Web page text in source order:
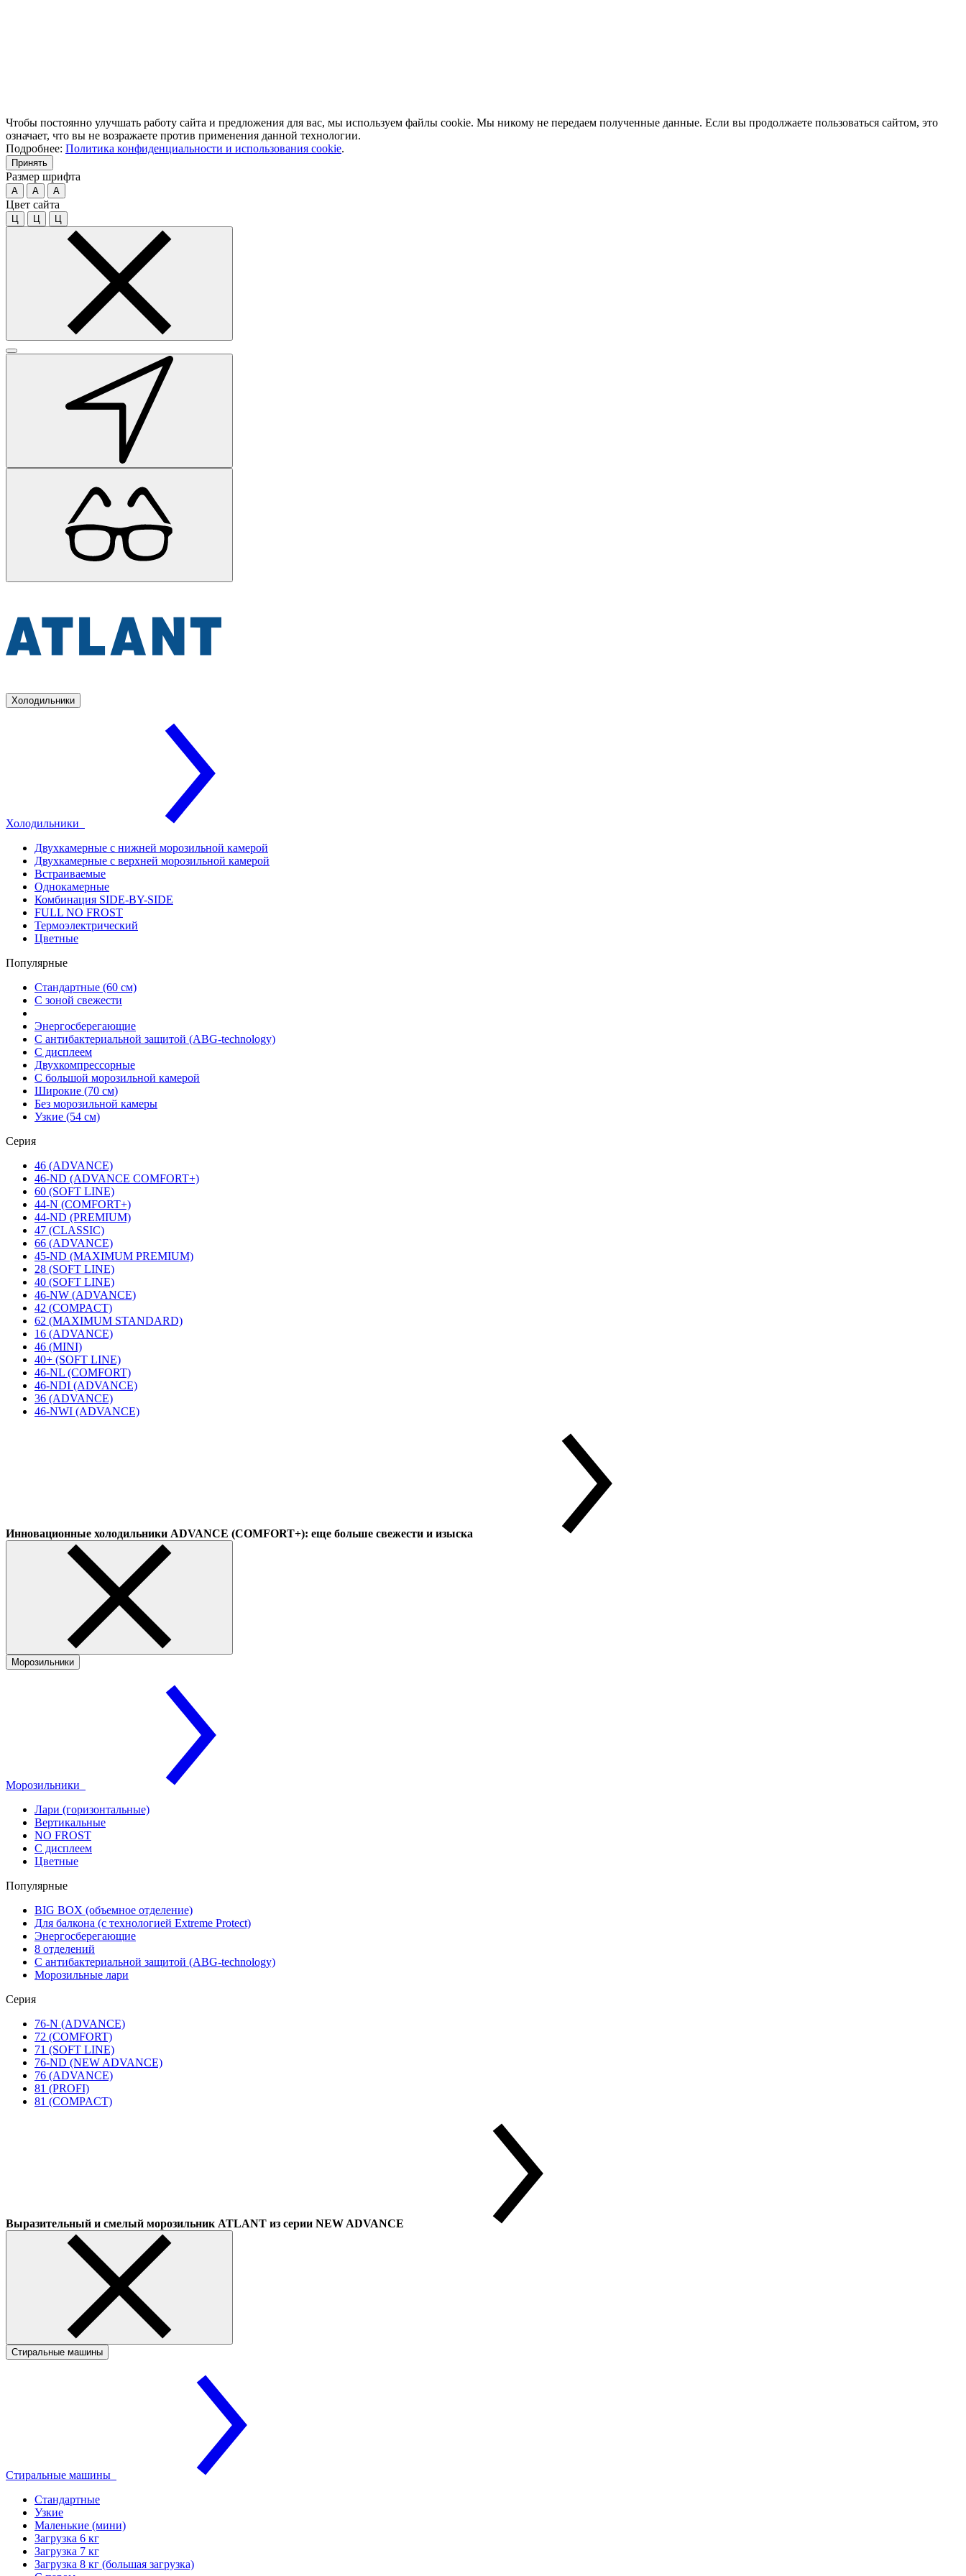
Чтобы постоянно улучшать работу сайта и предложения для вас, мы используем файлы cookie. Мы никому не передаем полученные данные. Если вы продолжаете пользоваться сайтом, это
означает, что вы не возражаете против применения данной технологии.
Подробнее: Политика конфиденциальности и использования cookie.
Принять
Размер шрифта
A A A
Цвет сайта
Ц Ц Ц
Холодильники
Холодильники
Двухкамерные с нижней морозильной камерой
Двухкамерные с верхней морозильной камерой
Встраиваемые
Однокамерные
Комбинация SIDE-BY-SIDE
FULL NO FROST
Термоэлектрический
Цветные
Популярные
Стандартные (60 см)
С зоной свежести
Энергосберегающие
С антибактериальной защитой (ABG-technology)
С дисплеем
Двухкомпрессорные
С большой морозильной камерой
Широкие (70 см)
Без морозильной камеры
Узкие (54 см)
Серия
46 (ADVANCE)
46-ND (ADVANCE COMFORT+)
60 (SOFT LINE)
44-N (COMFORT+)
44-ND (PREMIUM)
47 (CLASSIC)
66 (ADVANCE)
45-ND (MAXIMUM PREMIUM)
28 (SOFT LINE)
40 (SOFT LINE)
46-NW (ADVANCE)
42 (COMPACT)
62 (MAXIMUM STANDARD)
16 (ADVANCE)
46 (MINI)
40+ (SOFT LINE)
46-NL (COMFORT)
46-NDI (ADVANCE)
36 (ADVANCE)
46-NWI (ADVANCE)
Инновационные холодильники ADVANCE (COMFORT+): еще больше свежести и изыска
Морозильники
Морозильники
Лари (горизонтальные)
Вертикальные
NO FROST
С дисплеем
Цветные
Популярные
BIG BOX (объемное отделение)
Для балкона (с технологией Extreme Protect)
Энергосберегающие
8 отделений
С антибактериальной защитой (ABG-technology)
Морозильные лари
Серия
76-N (ADVANCE)
72 (COMFORT)
71 (SOFT LINE)
76-ND (NEW ADVANCE)
76 (ADVANCE)
81 (PROFI)
81 (COMPACT)
Выразительный и смелый морозильник ATLANT из серии NEW ADVANCE
Стиральные машины
Стиральные машины
Стандартные
Узкие
Маленькие (мини)
Загрузка 6 кг
Загрузка 7 кг
Загрузка 8 кг (большая загрузка)